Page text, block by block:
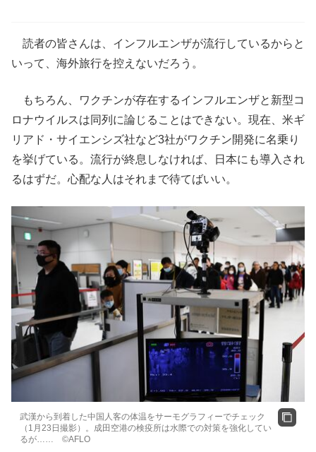
読者の皆さんは、インフルエンザが流行しているからと
いって、海外旅行を控えないだろう。
もちろん、ワクチンが存在するインフルエンザと新型コ
ロナウイルスは同列に論じることはできない。現在、米ギ
リアド・サイエンシズ社など3社がワクチン開発に名乗り
を挙げている。流行が終息しなければ、日本にも導入され
るはずだ。心配な人はそれまで待てばいい。
武漢から到着した中国人客の体温をサーモグラフィーでチェック
（1月23日撮影）。成田空港の検疫所は水際での対策を強化してい
るが…… ©AFLO